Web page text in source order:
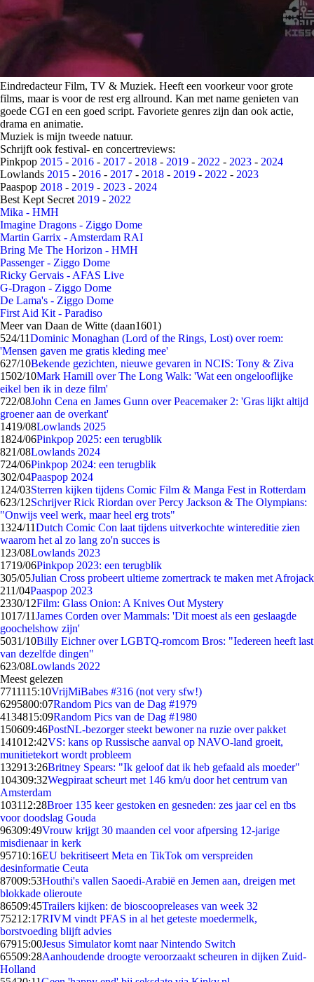
Eindredacteur Film, TV & Muziek. Heeft een voorkeur voor grote
films, maar is voor de rest erg allround. Kan met name genieten van
goede CGI en een goed script. Favoriete genres zijn dan ook actie,
drama en animatie.
Muziek is mijn tweede natuur.
Schrijft ook festival- en concertreviews:
Pinkpop 2015 - 2016 - 2017 - 2018 - 2019 - 2022 - 2023 - 2024
Lowlands 2015 - 2016 - 2017 - 2018 - 2019 - 2022 - 2023
Paaspop 2018 - 2019 - 2023 - 2024
Best Kept Secret 2019 - 2022
Mika - HMH
Imagine Dragons - Ziggo Dome
Martin Garrix - Amsterdam RAI
Bring Me The Horizon - HMH
Passenger - Ziggo Dome
Ricky Gervais - AFAS Live
G-Dragon - Ziggo Dome
De Lama's - Ziggo Dome
First Aid Kit - Paradiso
Meer van Daan de Witte (daan1601)
524/11Dominic Monaghan (Lord of the Rings, Lost) over roem:
'Mensen gaven me gratis kleding mee'
627/10Bekende gezichten, nieuwe gevaren in NCIS: Tony & Ziva
1502/10Mark Hamill over The Long Walk: 'Wat een ongelooflijke
eikel ben ik in deze film'
722/08John Cena en James Gunn over Peacemaker 2: 'Gras lijkt altijd
groener aan de overkant'
1419/08Lowlands 2025
1824/06Pinkpop 2025: een terugblik
821/08Lowlands 2024
724/06Pinkpop 2024: een terugblik
302/04Paaspop 2024
1 24/03Sterren kijken tijdens Comic Film & Manga Fest in Rotterdam
623/12Schrijver Rick Riordan over Percy Jackson & The Olympians:
"Onwijs veel werk, maar heel erg trots"
1324/11Dutch Comic Con laat tijdens uitverkochte wintereditie zien
waarom het al zo lang zo'n succes is
1 23/08Lowlands 2023
1719/06Pinkpop 2023: een terugblik
305/05Julian Cross probeert ultieme zomertrack te maken met Afrojack
211/04Paaspop 2023
2330/12Film: Glass Onion: A Knives Out Mystery
1017/11James Corden over Mammals: 'Dit moest als een geslaagde
goochelshow zijn'
5031/10Billy Eichner over LGBTQ-romcom Bros: "Iedereen heeft last
van dezelfde dingen"
623/08Lowlands 2022
Meest gelezen
7711115:10VrijMiBabes #316 (not very sfw!)
6295800:07Random Pics van de Dag #1979
4134815:09Random Pics van de Dag #1980
150609:46PostNL-bezorger steekt bewoner na ruzie over pakket
141012:42VS: kans op Russische aanval op NAVO-land groeit,
munitietekort wordt probleem
132913:26Britney Spears: "Ik geloof dat ik heb gefaald als moeder"
104309:32Wegpiraat scheurt met 146 km/u door het centrum van
Amsterdam
103112:28Broer 135 keer gestoken en gesneden: zes jaar cel en tbs
voor doodslag Gouda
96309:49Vrouw krijgt 30 maanden cel voor afpersing 12-jarige
misdienaar in kerk
95710:16EU bekritiseert Meta en TikTok om verspreiden
desinformatie Ceuta
87009:53Houthi's vallen Saoedi-Arabië en Jemen aan, dreigen met
blokkade olieroute
86509:45Trailers kijken: de bioscoopreleases van week 32
75212:17RIVM vindt PFAS in al het geteste moedermelk,
borstvoeding blijft advies
67915:00Jesus Simulator komt naar Nintendo Switch
65509:28Aanhoudende droogte veroorzaakt scheuren in dijken Zuid-
Holland